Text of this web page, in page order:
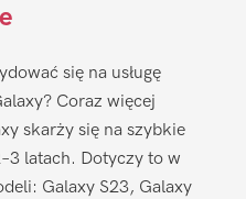
się na usługę
Coraz więcej
skarży się na szybkie
latach. Dotyczy to w
Galaxy S23, Galaxy